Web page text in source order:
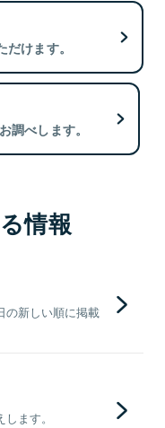
けます。
調べします。
情報
の新しい順に掲載
ます。